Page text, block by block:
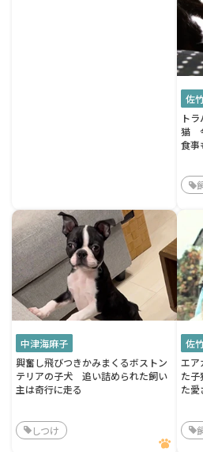
佐
ト
猫
食事
中津海麻子
興奮し飛びつきかみまくるボストン
テリアの子犬 追い詰められた飼い
主は奇行に走る
しつけ
佐
エア
た
た愛